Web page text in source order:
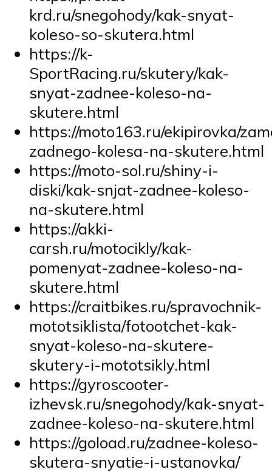
krd.ru/snegohody/kak-snyat-
koleso-so-skutera.html
https://k-
SportRacing.ru/skutery/kak-
snyat-zadnee-koleso-na-
skutere.html
https://moto163.ru/ekipirovka/
zadnego-kolesa-na-skutere.html
https://moto-sol.ru/shiny-i-
diski/kak-snjat-zadnee-koleso-
na-skutere.html
https://akki-
carsh.ru/motocikly/kak-
pomenyat-zadnee-koleso-na-
skutere.html
https://craitbikes.ru/spravochnik-
mototsiklista/fotootchet-kak-
snyat-koleso-na-skutere-
skutery-i-mototsikly.html
https://gyroscooter-
izhevsk.ru/snegohody/kak-snyat-
zadnee-koleso-na-skutere.html
https://goload.ru/zadnee-koleso-
skutera-snyatie-i-ustanovka/